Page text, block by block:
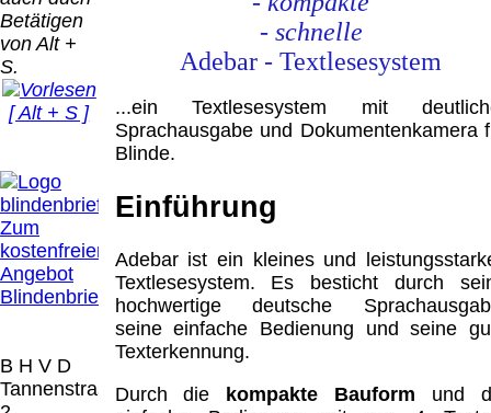
Betätigen
von Alt +
S.
[ Alt + S ]
Zum
kostenfreien
Angebot
Blindenbrief
B H V D
Tannenstrasse
- schnelle
Adebar - Textlesesystem
...ein Textlesesystem mit
Sprachausgabe und Dokumentenkamera
Blinde.
Einführung
Adebar ist ein kleines und
Textlesesystem. Es besticht durch
hochwertige deutsche
seine einfache Bedienung und seine
Texterkennung.
Durch die
kompakte Bauform und
Der Versand erfolgt
als versichertes
Paket.
Selbstabholung
vom Büro oder
Ausstellungen:
0.00 €
Versandart
erhalten Sie per
Email z.B. einen
und die
Rechnung /
keinen
Datenträger
Die in diesem Dokument genannten
Warenzeichen sind Eigentum der jeweiligen
Firmen. Preisänderungen, Irrtümer und
technische Änderungen vorbehalten.
letzte Änderung: 22. Mai 2026 Blinden
Hilfsmittel Vertrieb Dresden,